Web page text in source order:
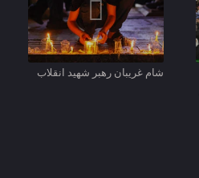
شام غریبان رهبر شهید انقلاب